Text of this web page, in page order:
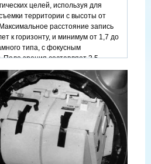
целей, используя для
территории с высоты от
расстояние запись
к горизонту, и минимум от 1,7 до
типа, с фокусным
зрения составляет 3,5
полета и 30 ° поперечная к
сканирует землю под углом
начинаться с 0 ° или 6 °
Камера может снимать с
в зависимости от команды
кадров было 570 на 600
один фильм хватило
этой системы,
фото, для автоматического